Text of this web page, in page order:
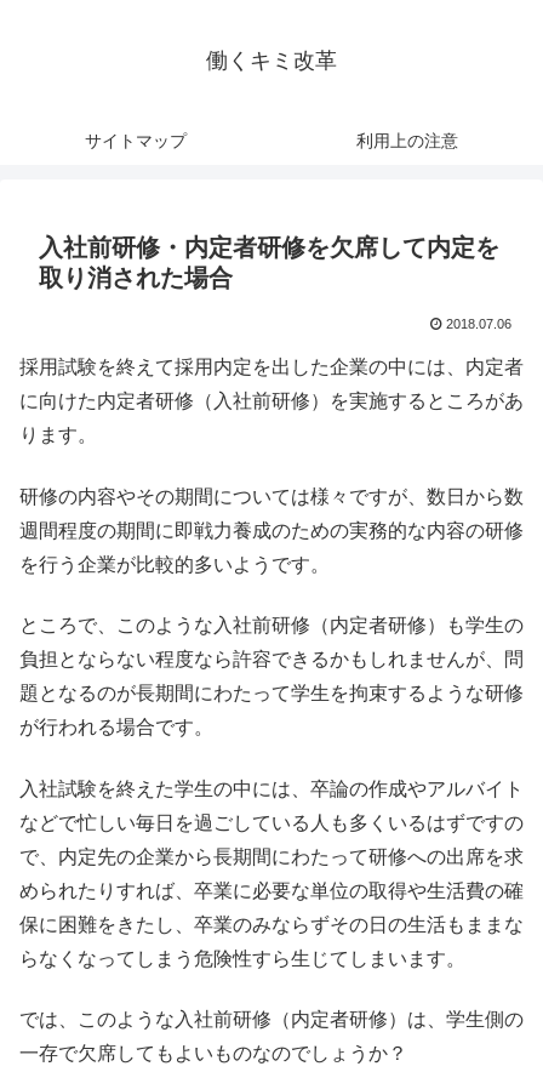
働くキミ改革
サイトマップ 利用上の注意
入社前研修・内定者研修を欠席して内定を
取り消された場合
2018.07.06
採用試験を終えて採用内定を出した企業の中には、内定者
に向けた内定者研修（入社前研修）を実施するところがあ
ります。
研修の内容やその期間については様々ですが、数日から数
週間程度の期間に即戦力養成のための実務的な内容の研修
を行う企業が比較的多いようです。
ところで、このような入社前研修（内定者研修）も学生の
負担とならない程度なら許容できるかもしれませんが、問
題となるのが長期間にわたって学生を拘束するような研修
が行われる場合です。
入社試験を終えた学生の中には、卒論の作成やアルバイト
などで忙しい毎日を過ごしている人も多くいるはずですの
で、内定先の企業から長期間にわたって研修への出席を求
められたりすれば、卒業に必要な単位の取得や生活費の確
保に困難をきたし、卒業のみならずその日の生活もままな
らなくなってしまう危険性すら生じてしまいます。
では、このような入社前研修（内定者研修）は、学生側の
一存で欠席してもよいものなのでしょうか？